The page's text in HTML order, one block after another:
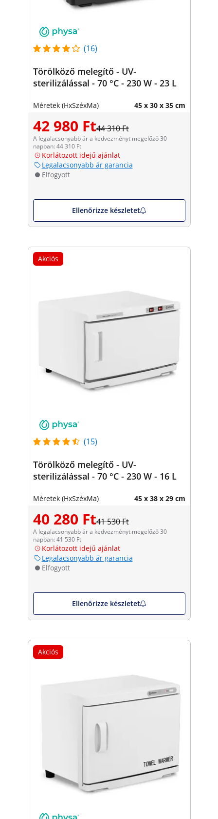
(16)
Törölköző melegítő - UV-
sterilizálással - 70 °C - 230 W - 23 L
Méretek (HxSzéxMa) 45 x 30 x 35 cm
42 980 Ft44 310 Ft
A legalacsonyabb ár a kedvezményt megelőző 30
napban: 44 310 Ft
Korlátozott idejű ajánlat
Legalacsonyabb ár garancia
Elfogyott
Ellenőrizze készletet
Akciós
(15)
Törölköző melegítő - UV-
sterilizálással - 70 °C - 230 W - 16 L
Méretek (HxSzéxMa) 45 x 38 x 29 cm
40 280 Ft41 530 Ft
A legalacsonyabb ár a kedvezményt megelőző 30
napban: 41 530 Ft
Korlátozott idejű ajánlat
Legalacsonyabb ár garancia
Elfogyott
Ellenőrizze készletet
Akciós